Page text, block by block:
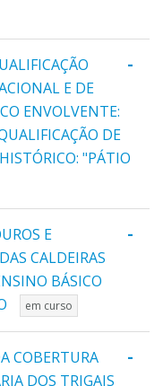
-
E DE
ENVOLVENTE:
DE
"PÁTIO
-
E
CALDEIRAS
BÁSICO
em curso
-
COBERTURA
DOS TRIGAIS